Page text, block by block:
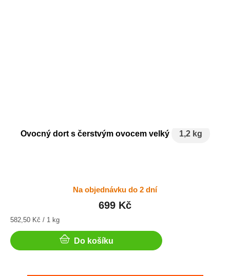
Ovocný dort s čerstvým ovocem velký 1,2 kg
Na objednávku do 2 dní
699 Kč
Měrná
582,50 Kč / 1 kg
Do košíku